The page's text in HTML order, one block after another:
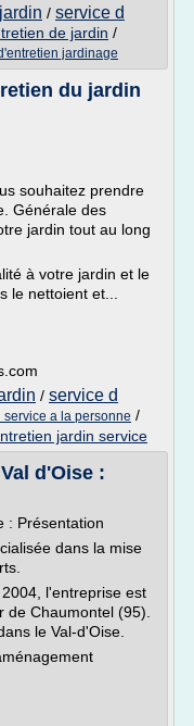
/ service d
de jardin /
jardinage
du jardin
souhaitez prendre
Générale des
jardin tout au long
à votre jardin et le
le nettoient et...
/ service d
a la personne /
jardin service
d'Oise :
: Présentation
dans la mise
l'entreprise est
Chaumontel (95).
le Val-d'Oise.